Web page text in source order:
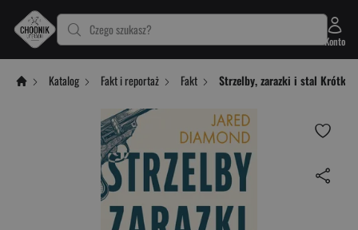
Czego szukasz?
Konto
Katalog Fakt i reportaż Fakt Strzelby, zarazki i stal Krótka